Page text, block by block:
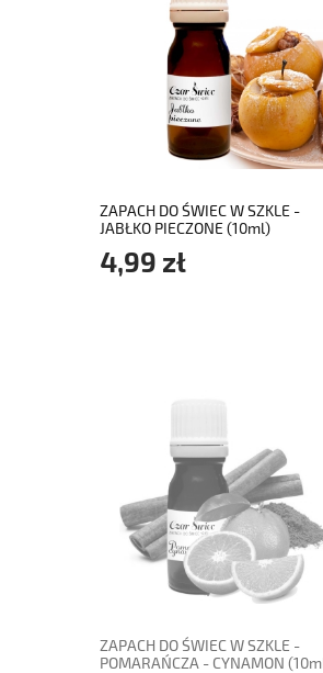
ZAPACH DO ŚWIEC W SZKLE -
JABŁKO PIECZONE (10ml)
4,99 zł
do koszyka
ZAPACH DO ŚWIEC W SZKLE -
POMARAŃCZA - CYNAMON
powiadom o dostępności